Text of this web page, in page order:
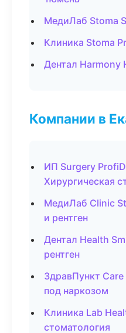
МедиЛаб Stoma
Клиника Stoma
Дентал Harmony
Компании в
ИП Surgery
Хирургическая
МедиЛаб Clinic
и рентген
Дентал Health
рентген
ЗдравПункт
под наркозом
Клиника Lab
стоматология